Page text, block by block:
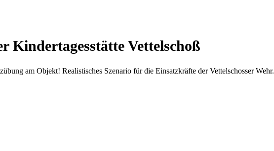
Kindertagesstätte Vettelschoß
am Objekt! Realistisches Szenario für die Einsatzkräfte der Vettelschosser Wehr.